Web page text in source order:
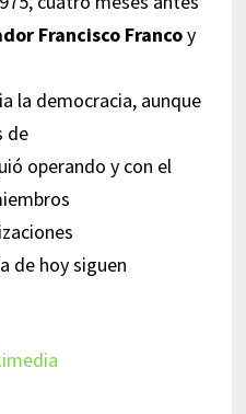
Francisco Francoy
la democracia, aunque
de
operando y con el
de hoy siguen